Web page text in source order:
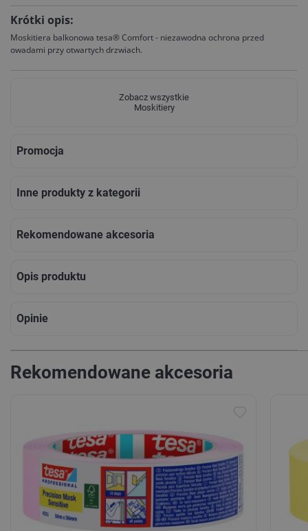
Krótki opis:
Moskitiera balkonowa tesa® Comfort - niezawodna ochrona przed
owadami przy otwartych drzwiach.
Zobacz wszystkie
Moskitiery
Promocja
Inne produkty z kategorii
Rekomendowane akcesoria
Opis produktu
Opinie
Rekomendowane akcesoria